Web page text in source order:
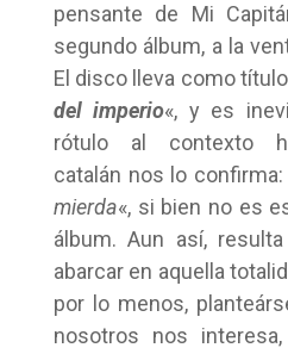
pensante de Mi
segundo álbum, a la
El disco lleva como
del imperio«, y es
rótulo al contexto
catalán nos lo confirma:
mierda«, si bien no es
álbum. Aun así,
abarcar en aquella
por lo menos,
nosotros nos